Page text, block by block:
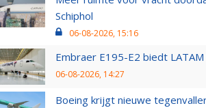
Schiphol
06-08-2026, 15:16
Embraer E195-E2 biedt
06-08-2026, 14:27
Boeing krijgt nieuwe